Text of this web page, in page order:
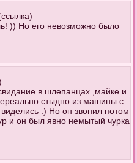
ссылка)
)) Но его невозможно было
в шлепанцах ,майке и
стыдно из машины с
:) Но он звонил потом
и он был явно немытый чурка